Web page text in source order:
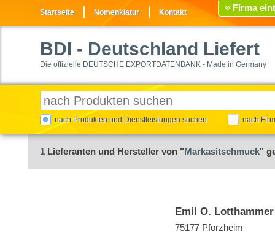
Startseite Nomenklatur Kontakt Firma
BDI - Deutschland Liefert
Die offizielle DEUTSCHE EXPORTDATENBANK - Made in Germany
nach Produkten und Dienstleistungen suchen nach
1 Lieferanten und Hersteller von "Markasitschmuck"
Emil O. Lotthammer
75177 Pforzheim